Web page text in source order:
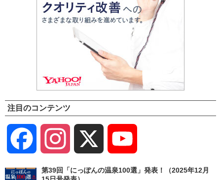
注目のコンテンツ
Facebook Instagram
Channel
第39回「にっぽんの温泉100選」発表！（2025年12月